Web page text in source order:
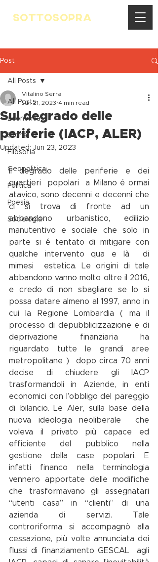
SOTTOSOPRA
Post
All Posts
Economia
Storia
Filosofia
Geopolitica
Politica
Poesia
Sociologia
All Posts
Sul degrado delle
periferie (IACP, ALER)
Vitalino Serra
Jun 21, 2023 4 min read
Updated: Jun 23, 2023
Il degrado delle periferie e dei
quartieri  popolari  a Milano é ormai
atavico, sono decenni e decenni che
ci si trova di fronte ad un
abbandono urbanistico, edilizio
manutentivo e sociale che solo in
parte si é tentato di mitigare con
qualche intervento qua e là  di
mimesi  estetica. Le origini di tale
abbandono vanno molto oltre il 2016,
e credo di non sbagliare se lo si
possa datare almeno al 1997, anno in
cui la Regione Lombardia ( ma il
processo di depubblicizzazione e di
deprivazione finanziaria ha
riguardato tutte le grandi aree
metropolitane )  dopo circa 70 anni
decise di chiudere gli IACP
trasformandoli in Aziende, in enti
economici con l’obbligo del pareggio
di bilancio. Le Aler, sulla base della
nuova ideologia neoliberale  che
voleva il privato più capace ed
efficiente del pubblico nella
gestione della case popolari. E
infatti financo nella terminologia
vennero apportate delle modifiche
che trasformavano gli assegnatari
“utenti casa” in “clienti” di una
azienda di servizi. Tale
controriforma si accompagnò alla
cessazione, più volte annunciata dei
flussi di finanziamento GESCAL  agli